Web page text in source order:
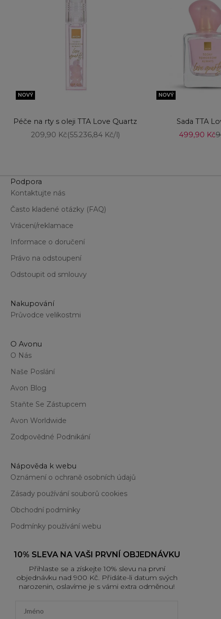
NOVÝ
Péče na rty s oleji TTA Love Quartz
Prodejní cena
209,90 Kč(55.236,84 Kč/l)
NOVÝ
Sada TTA
Prodejní
499,90 Kč
Podpora
Kontaktujte nás
Často kladené otázky (FAQ)
Vrácení/reklamace
Informace o doručení
Právo na odstoupení
Odstoupit od smlouvy
Nakupování
Průvodce velikostmi
O Avonu
O Nás
Naše Poslání
Avon Blog
Staňte Se Zástupcem
Avon Worldwide
Zodpovědné Podnikání
Nápověda k webu
Oznámení o ochraně osobních údajů
Zásady používání souborů cookies
Obchodní podmínky
Podmínky používání webu
10% SLEVA NA VAŠI PRVNÍ OBJEDNÁVKU
Přihlaste se a získejte 10% slevu na první
objednávku nad 900 Kč. Přidáte-li datum svých
narozenin, oslavíme je s vámi extra odměnou!